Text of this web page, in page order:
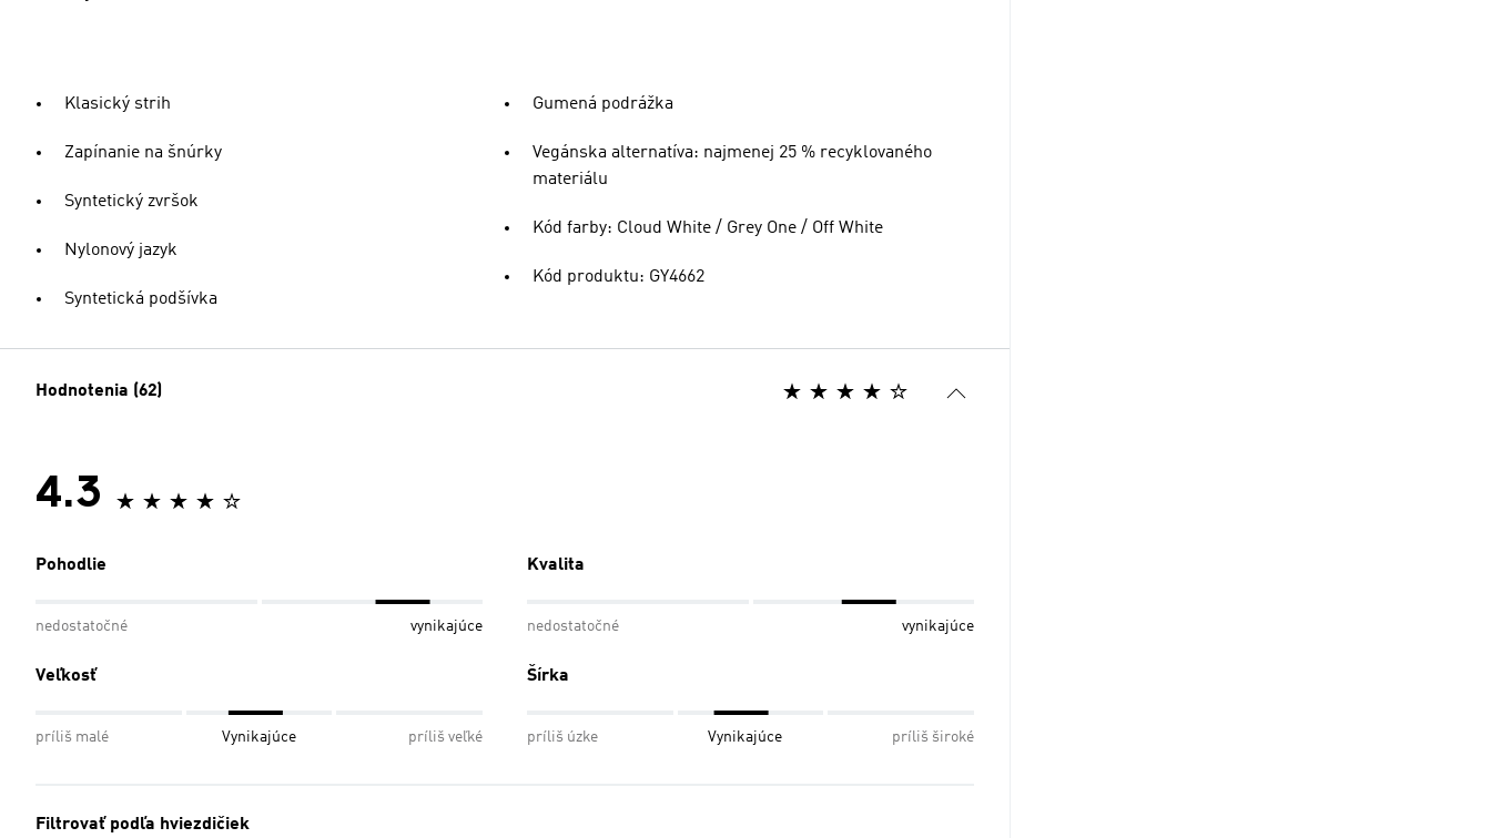
Klasický strih
Zapínanie na šnúrky
Syntetický zvršok
Nylonový jazyk
Syntetická podšívka
Gumená podrážka
Vegánska alternatíva: najmenej 25 % recyklovaného
materiálu
Kód farby: Cloud White / Grey One / Off White
Kód produktu: GY4662
Hodnotenia (62)
4.3
Pohodlie
nedostatočné vynikajúce
Kvalita
nedostatočné vynikajúce
Veľkosť
príliš malé Vynikajúce príliš veľké
Šírka
príliš úzke Vynikajúce príliš široké
Filtrovať podľa hviezdičiek